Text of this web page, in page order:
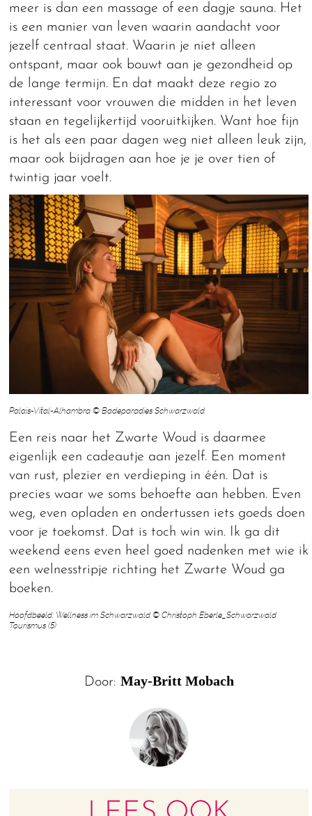
meer is dan een massage of een dagje sauna. Het
is een manier van leven waarin aandacht voor
jezelf centraal staat. Waarin je niet alleen
ontspant, maar ook bouwt aan je gezondheid op
de lange termijn. En dat maakt deze regio zo
interessant voor vrouwen die midden in het leven
staan en tegelijkertijd vooruitkijken. Want hoe fijn
is het als een paar dagen weg niet alleen leuk zijn,
maar ook bijdragen aan hoe je je over tien of
twintig jaar voelt.
Palais-Vital-Alhambra © Badeparadies Schwarzwald
Een reis naar het Zwarte Woud is daarmee
eigenlijk een cadeautje aan jezelf. Een moment
van rust, plezier en verdieping in één. Dat is
precies waar we soms behoefte aan hebben. Even
weg, even opladen en ondertussen iets goeds doen
voor je toekomst. Dat is toch win win. Ik ga dit
weekend eens even heel goed nadenken met wie ik
een welnesstripje richting het Zwarte Woud ga
boeken.
Hoofdbeeld: Wellness im Schwarzwald © Christoph Eberle_Schwarzwald
Tourismus (5)
Door: May-Britt Mobach